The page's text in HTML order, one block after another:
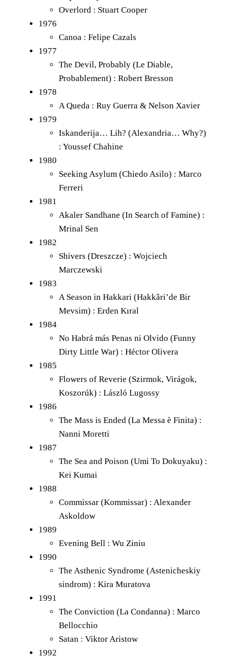
Overlord : Stuart Cooper
1976
Canoa : Felipe Cazals
1977
The Devil, Probably (Le Diable,
Probablement) : Robert Bresson
1978
A Queda : Ruy Guerra & Nelson Xavier
1979
Iskanderija… Lih? (Alexandria… Why?)
: Youssef Chahine
1980
Seeking Asylum (Chiedo Asilo) : Marco
Ferreri
1981
Akaler Sandhane (In Search of Famine) :
Mrinal Sen
1982
Shivers (Dreszcze) : Wojciech
Marczewski
1983
A Season in Hakkari (Hakkâri’de Bir
Mevsim) : Erden Kıral
1984
No Habrá más Penas ni Olvido (Funny
Dirty Little War) : Héctor Olivera
1985
Flowers of Reverie (Szirmok, Virágok,
Koszorúk) : László Lugossy
1986
The Mass is Ended (La Messa è Finita) :
Nanni Moretti
1987
The Sea and Poison (Umi To Dokuyaku) :
Kei Kumai
1988
Commissar (Kommissar) : Alexander
Askoldow
1989
Evening Bell : Wu Ziniu
1990
The Asthenic Syndrome (Astenicheskiy
sindrom) : Kira Muratova
1991
The Conviction (La Condanna) : Marco
Bellocchio
Satan : Viktor Aristow
1992